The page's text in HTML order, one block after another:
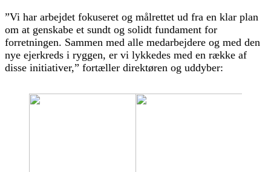
”Vi har arbejdet fokuseret og målrettet ud fra en klar plan
om at genskabe et sundt og solidt fundament for
forretningen. Sammen med alle medarbejdere og med den
nye ejerkreds i ryggen, er vi lykkedes med en række af
disse initiativer,” fortæller direktøren og uddyber: